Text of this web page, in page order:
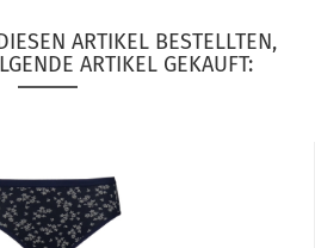
ARTIKEL BESTELLTEN,
ARTIKEL GEKAUFT: